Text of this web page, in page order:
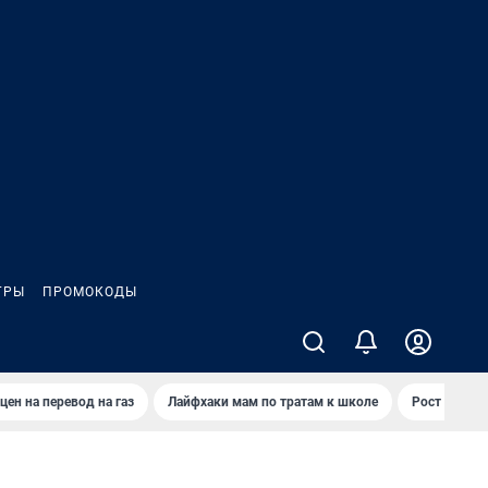
ПРОМОКОДЫ
на перевод на газ Лайфхаки мам по тратам к школе Рост цен на